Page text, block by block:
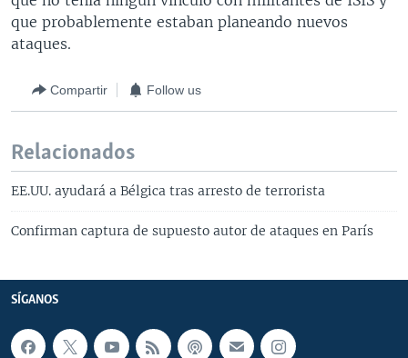
que probablemente estaban planeando nuevos
ataques.
Compartir Follow us
Relacionados
EE.UU. ayudará a Bélgica tras arresto de terrorista
Confirman captura de supuesto autor de ataques en París
SÍGANOS